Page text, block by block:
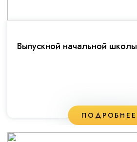
Выпускной начальной школы
ПОДРОБНЕЕ